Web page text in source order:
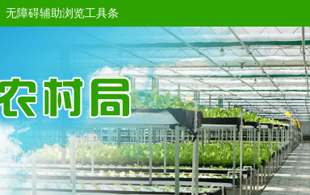
无障碍辅助浏览工具条